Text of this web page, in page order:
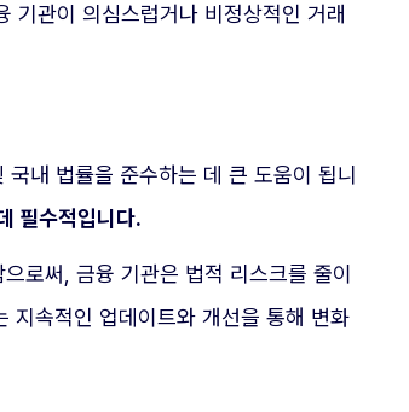
기관이 의심스럽거나 비정상적인 거래
내 법률을 준수하는 데 큰 도움이 됩니
필수적입니다.
로써, 금융 기관은 법적 리스크를 줄이
지속적인 업데이트와 개선을 통해 변화